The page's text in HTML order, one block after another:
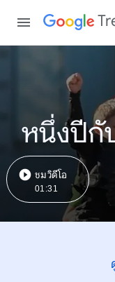
หนึ่งปีกั
ชมวิดีโอ
01:31